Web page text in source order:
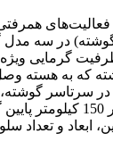
گرمایی
در سرتاسر
باشد. در حالتی
ابعاد و